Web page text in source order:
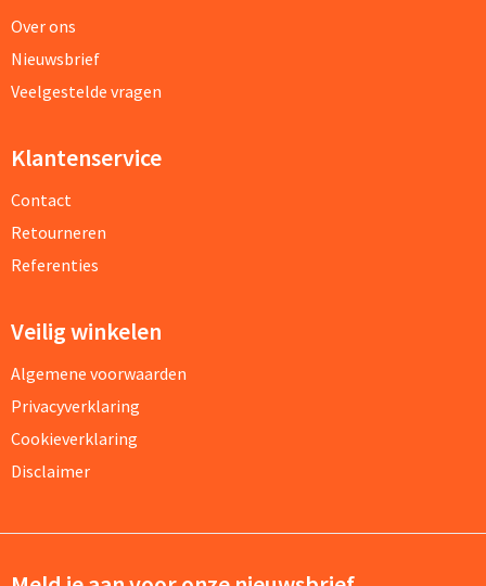
Over ons
Nieuwsbrief
Veelgestelde vragen
Klantenservice
Contact
Retourneren
Referenties
Veilig winkelen
Algemene voorwaarden
Privacyverklaring
Cookieverklaring
Disclaimer